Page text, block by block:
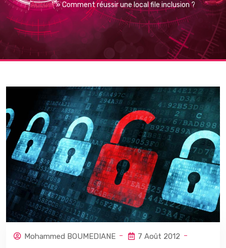
Accueil»Comment réussir une local file inclusion ?
Mohammed BOUMEDIANE 7 Août 2012